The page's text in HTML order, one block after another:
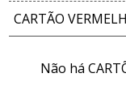
CARTÃO
Não há